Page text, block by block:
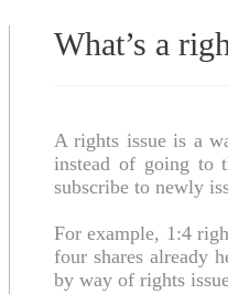
What’s a
A rights issue is a
instead of going to
subscribe to newly
For example, 1:4
four shares already
by way of rights